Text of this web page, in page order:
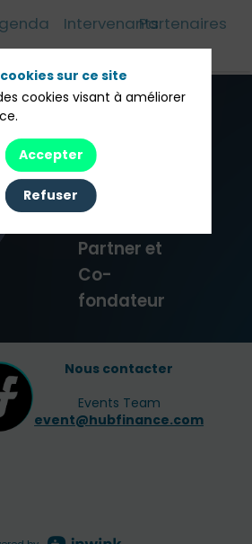
IntervenantsPartenaires
Francois-
Xavier
Séleck
2PM Europe
Partner et
Co-
fondateur
Nous contacter
Events Team
event@hubfinance.com
sur ce site
cookies visant à améliorer
Accepter
Refuser